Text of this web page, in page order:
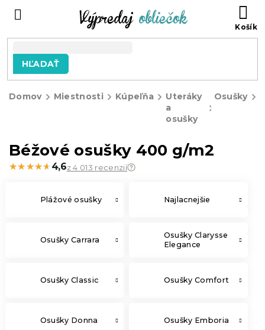
HĽADAŤ
Domov Miestnosti Kúpeľňa
Uteráky
a
osušky
Osušky
Béžové osušky 400 g/m2
★★★★★
★★★★★ 4,6z 4 013 recenzií
Plážové osušky Najlacnejšie
Osušky Carrara
Osušky Clarysse
Elegance
Osušky Classic Osušky Comfort
Osušky Donna Osušky Emboria